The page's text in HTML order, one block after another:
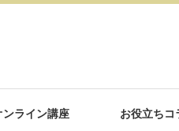
ンライン講座 お役立ちコ